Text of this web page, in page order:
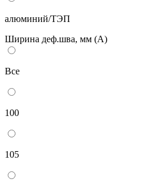
алюминий/ТЭП
Ширина деф.шва, мм (А)
Все
100
105